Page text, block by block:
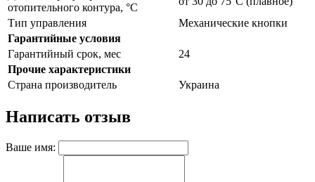
отопительного контура, °С
Тип управления
Механические кнопки
Гарантийные условия
Гарантийный срок, мес
24
Прочие характеристики
Страна производитель
Украина
Написать отзыв
Ваше имя: